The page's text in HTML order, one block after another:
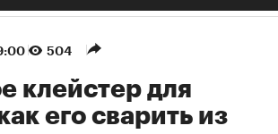
504
клейстер для
его сварить из